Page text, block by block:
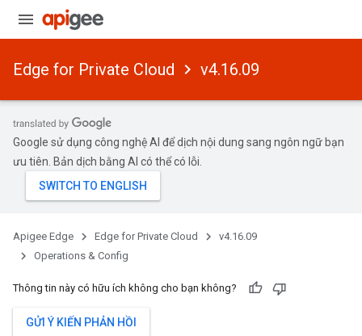
Edge for Private Cloud v4.16.09
Google sử dụng công nghệ AI để dịch nội dung sang ngôn ngữ bạn
ưu tiên. Bản dịch bằng AI có thể có lỗi.
Apigee Edge Edge for Private Cloud
v4.16.09
Operations & Config
Thông tin này có hữu ích không cho bạn không?
GỬI Ý KIẾN PHẢN HỒI